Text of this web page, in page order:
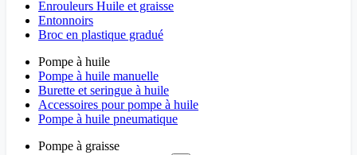
Enrouleurs Huile et graisse
Entonnoirs
Broc en plastique gradué
Pompe à huile
Pompe à huile manuelle
Burette et seringue à huile
Accessoires pour pompe à huile
Pompe à huile pneumatique
Pompe à graisse